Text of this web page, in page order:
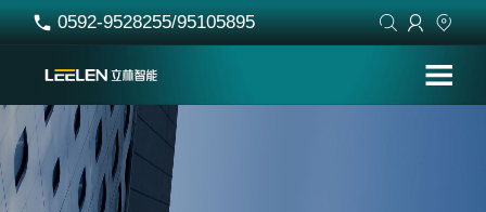
 0592-9528255/95105895   